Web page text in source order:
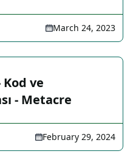
March 24, 2023
ve
- Metacre
February 29, 2024